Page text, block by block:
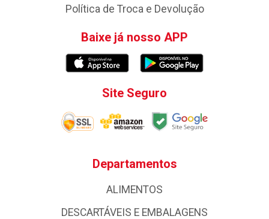
Política de Troca e Devolução
Baixe já nosso APP
Site Seguro
Departamentos
ALIMENTOS
DESCARTÁVEIS E EMBALAGENS